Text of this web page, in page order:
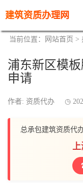
建筑资质办理网
当前位置： 网站首页 >
浦东新区模
申请
作者: 资质代办
总承包建筑资质代
上